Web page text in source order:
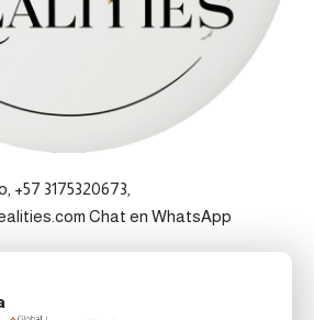
3175320673,
Chat en WhatsApp